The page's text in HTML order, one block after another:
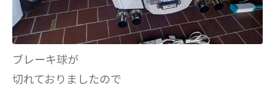
ブレーキ球が
切れておりましたので